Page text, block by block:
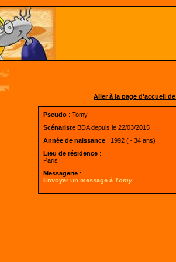
Aller à la page d'accueil de
Pseudo: Tomy
ScénaristeBDA depuis le 22/03/2015
Année de naissance: 1992 (~ 34 ans)
Lieu de résidence:
Paris
Messagerie:
Envoyer un message à Tomy